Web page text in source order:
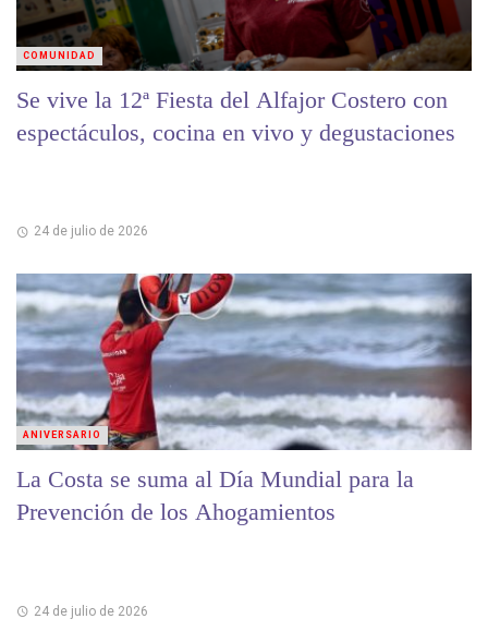
Se vive la 12ª Fiesta del Alfajor Costero con
espectáculos, cocina en vivo y degustaciones
24 de julio de 2026
COMUNIDAD
La Costa se suma al Día Mundial para la
Prevención de los Ahogamientos
24 de julio de 2026
ANIVERSARIO